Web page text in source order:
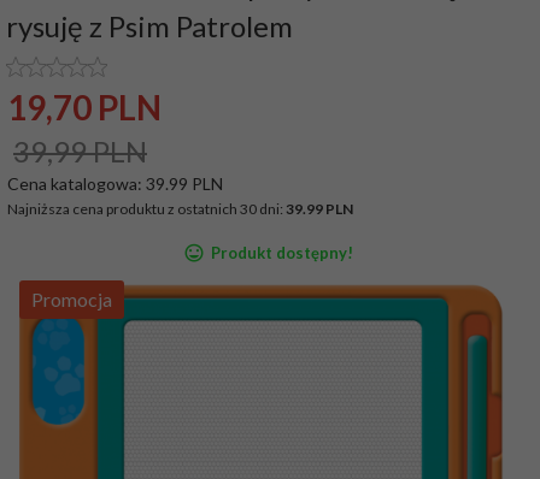
rysuję z Psim Patrolem
19,70 PLN
39,99 PLN
Cena katalogowa: 39.99 PLN
Najniższa cena produktu z ostatnich 30 dni: 39.99 PLN
Produkt dostępny!
Promocja